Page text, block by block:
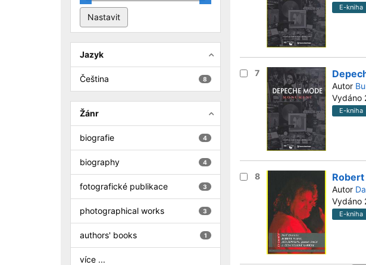
E-kniha
7
Autor
Vydáno
E-kniha
8
Autor
Vydáno
E-kniha
Jazyk
8
Čeština
Žánr
4
biografie
4
biography
3
fotografické publikace
3
photographical works
1
authors' books
více ...